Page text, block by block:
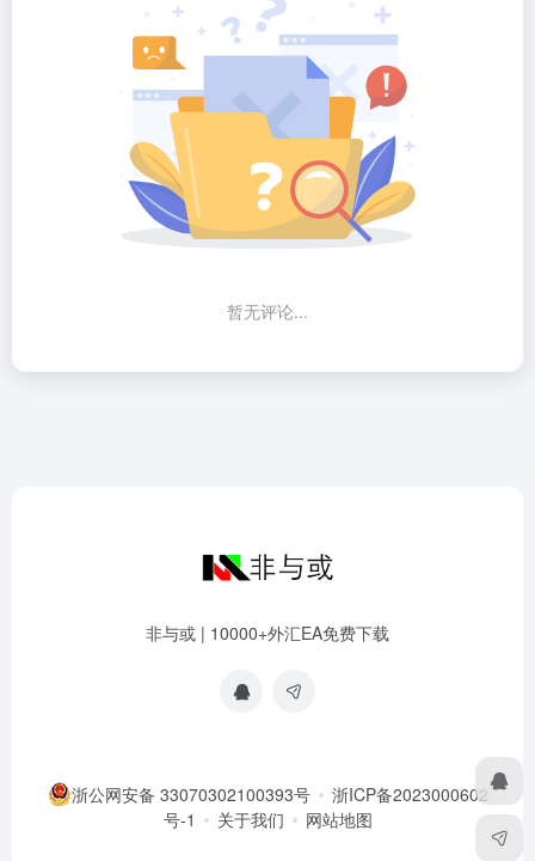
暂无评论...
非与或 | 10000+外汇EA免费下载
浙公网安备 33070302100393号
浙ICP备2023000602
号-1
关于我们 网站地图